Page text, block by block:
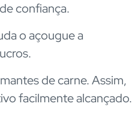
confiança.
o açougue a
de carne. Assim,
facilmente alcançado.